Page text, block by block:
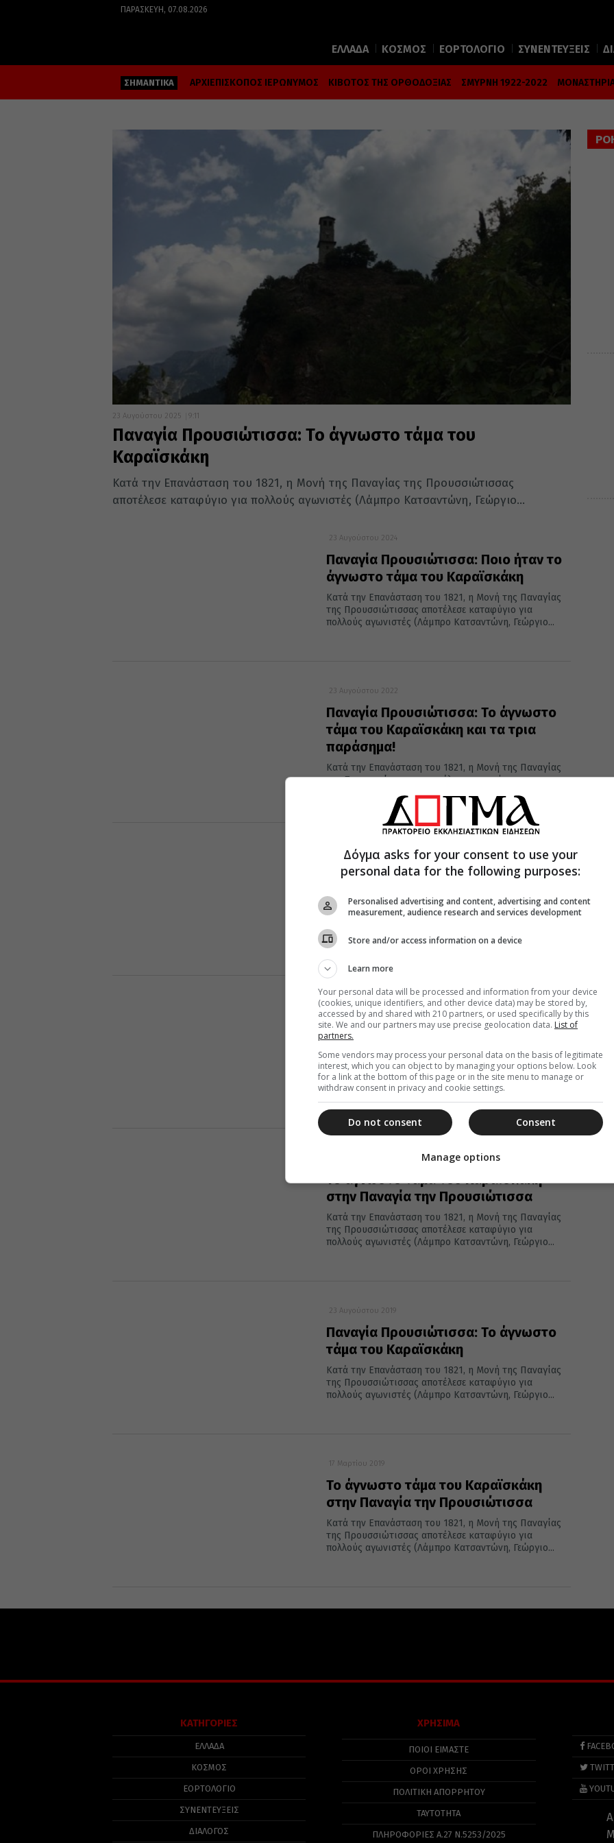
ΠΑΡΑΣΚΕΥΉ, 07.08.2026
ΕΛΛΑΔΑ ΚΟΣΜΟΣ ΕΟΡΤΟΛΟΓΙΟ ΣΥΝΕΝΤΕΥΞΕΙΣ
ΣΗΜΑΝΤΙΚΑ ΑΡΧΙΕΠΙΣΚΟΠΟΣ ΙΕΡΩΝΥΜΟΣ ΚΙΒΩΤΟΣ ΤΗΣ ΟΡΘΟΔΟΞΙΑΣ ΣΜΥΡΝΗ 1922-2022
23 Αυγούστου 2025 9:11
Παναγία Προυσιώτισσα: Το άγνωστο τάμα του
Καραϊσκάκη
Κατά την Επανάσταση του 1821, η Μονή της Παναγίας της Προυσσιώτισσας
αποτέλεσε καταφύγιο για πολλούς αγωνιστές (Λάμπρο Κατσαντώνη, Γεώργιο...
23 Αυγούστου 2024
Παναγία Προυσιώτισσα: Ποιο ήταν το
άγνωστο τάμα του Καραϊσκάκη
Κατά την Επανάσταση του 1821, η Μονή της Παναγίας
της Προυσσιώτισσας αποτέλεσε καταφύγιο για
πολλούς αγωνιστές (Λάμπρο Κατσαντώνη, Γεώργιο...
23 Αυγούστου 2022
Παναγία Προυσιώτισσα: Το άγνωστο
τάμα του Καραϊσκάκη και τα τρια
παράσημα!
Κατά την Επανάσταση του 1821, η Μονή της Παναγίας
της Προυσσιώτισσας αποτέλεσε καταφύγιο για
πολλούς αγωνιστές (Λάμπρο Κατσαντώνη, Γεώργιο...
23 Αυγούστου 2021
Παναγία Προυσιώτισσα: Ποιο ήταν το
Κατά την Επανάσταση του 1821, η Μονή της Παναγίας
πολλούς αγωνιστές (Λάμπρο Κατσαντώνη, Γεώργιο...
23 Αυγούστου 2020
Παναγία Προυσιώτισσα: Ποιο ήταν το
άγνωστο τάμα του Καραϊσκάκη
Κατά την Επανάσταση του 1821, η Μονή της Παναγίας
της Προυσσιώτισσας αποτέλεσε καταφύγιο για
πολλούς αγωνιστές (Λάμπρο Κατσαντώνη, Γεώργιο...
Το άγνωστο τάμα του Καραϊσκάκη
στην Παναγία την Προυσιώτισσα
Κατά την Επανάσταση του 1821, η Μονή της Παναγίας
της Προυσσιώτισσας αποτέλεσε καταφύγιο για
πολλούς αγωνιστές (Λάμπρο Κατσαντώνη, Γεώργιο...
23 Αυγούστου 2019
Παναγία Προυσιώτισσα: Το άγνωστο
τάμα του Καραϊσκάκη
Κατά την Επανάσταση του 1821, η Μονή της Παναγίας
της Προυσσιώτισσας αποτέλεσε καταφύγιο για
πολλούς αγωνιστές (Λάμπρο Κατσαντώνη, Γεώργιο...
17 Μαρτίου 2019
Το άγνωστο τάμα του Καραϊσκάκη
στην Παναγία την Προυσιώτισσα
Κατά την Επανάσταση του 1821, η Μονή της Παναγίας
της Προυσσιώτισσας αποτέλεσε καταφύγιο για
πολλούς αγωνιστές (Λάμπρο Κατσαντώνη, Γεώργιο...
ΚΑΤΗΓΟΡΙΕΣ
ΕΛΛΑΔΑ
ΚΟΣΜΟΣ
ΕΟΡΤΟΛΟΓΙΟ
ΣΥΝΕΝΤΕΥΞΕΙΣ
ΔΙΑΛΟΓΟΣ
ΧΡΗΣΙΜΑ
ΠΟΙΟΙ ΕΙΜΑΣΤΕ
ΟΡΟΙ ΧΡΗΣΗΣ
ΠΟΛΙΤΙΚΉ ΑΠΟΡΡΉΤΟΥ
ΤΑΥΤΟΤΗΤΑ
ΠΛΗΡΟΦΟΡΊΕΣ Α.27 Ν.5253/2025
Δόγμα asks for your consent to use your
personal data for the following purposes:
Personalised advertising and content, advertising and content
measurement, audience research and services development
Store and/or access information on a device
Learn more
Your personal data will be processed and information from your device
(cookies, unique identifiers, and other device data) may be stored by,
accessed by and shared with 210 partners, or used specifically by this
site. We and our partners may use precise geolocation data. List of
partners.
Some vendors may process your personal data on the basis of legitimate
interest, which you can object to by managing your options below. Look
for a link at the bottom of this page or in the site menu to manage or
withdraw consent in privacy and cookie settings.
Consent
Do not consent
Manage options